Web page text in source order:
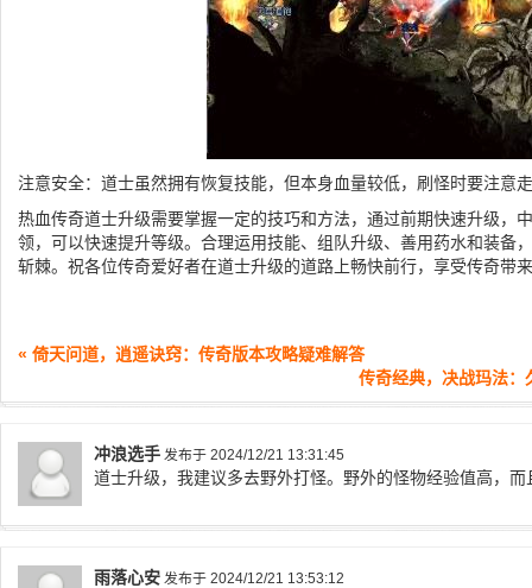
注意安全：道士虽然拥有恢复技能，但本身血量较低，刷怪时要注意
热血传奇道士升级需要掌握一定的技巧和方法，通过前期快速升级，
领，可以快速提升等级。合理运用技能、组队升级、善用药水和装备
斩棘。祝各位传奇爱好者在道士升级的道路上畅快前行，享受传奇带
« 倚天问道，逍遥诀窍：传奇版本攻略疑难解答
传奇经典，决战玛法：
冲浪选手 发布于 2024/12/21 13:31:45
道士升级，我建议多去野外打怪。野外的怪物经验值高，
雨落心安 发布于 2024/12/21 13:53:12